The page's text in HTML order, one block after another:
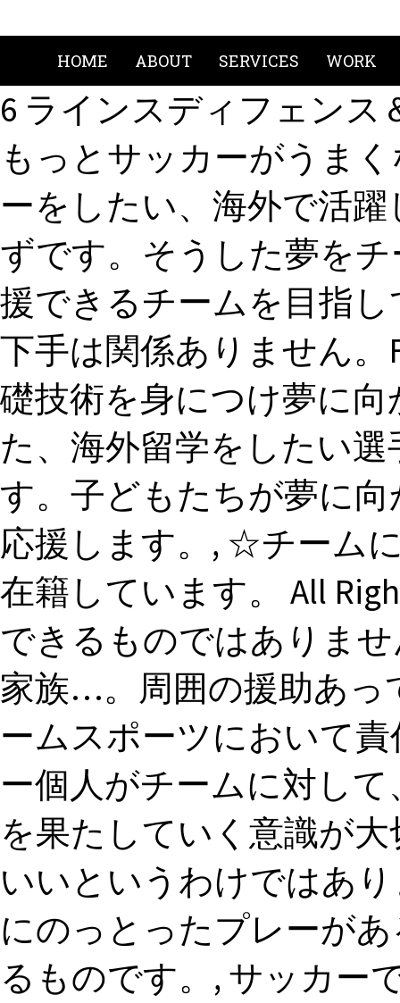
HOME ABOUT SERVICES WORK
6 ラインスディフェンス
もっとサッカーがうま
ーをしたい、海外で活
ずです。そうした夢を
援できるチームを目指
下手は関係ありません
礎技術を身につけ夢に
た、海外留学をしたい
す。子どもたちが夢に
応援します。, ☆チーム
在籍しています。 All
できるものではありま
家族…。周囲の援助あっ
ームスポーツにおいて
ー個人がチームに対し
を果たしていく意識が
いいというわけではあ
にのっとったプレーが
るものです。, サッカー